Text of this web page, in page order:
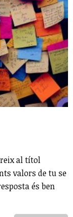
al títol
valors de tu se
és ben